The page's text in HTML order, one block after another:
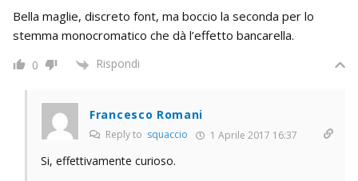
Bella maglie, discreto font, ma boccio la seconda per lo
stemma monocromatico che dà l’effetto bancarella.
0 Rispondi
Francesco Romani
Reply to squaccio 1 Aprile 2017 16:37
Si, effettivamente curioso.